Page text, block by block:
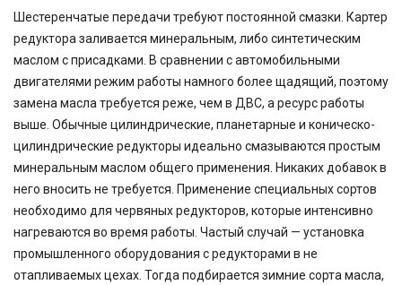
Шестеренчатые передачи требуют постоянной смазки. Картер
редуктора заливается минеральным, либо синтетическим
маслом с присадками. В сравнении с автомобильными
двигателями режим работы намного более щадящий, поэтому
замена масла требуется реже, чем в ДВС, а ресурс работы
выше. Обычные цилиндрические, планетарные и коническо-
цилиндрические редукторы идеально смазываются простым
минеральным маслом общего применения. Никаких добавок в
него вносить не требуется. Применение специальных сортов
необходимо для червяных редукторов, которые интенсивно
нагреваются во время работы. Частый случай — установка
промышленного оборудования с редукторами в не
отапливаемых цехах. Тогда подбирается зимние сорта масла,